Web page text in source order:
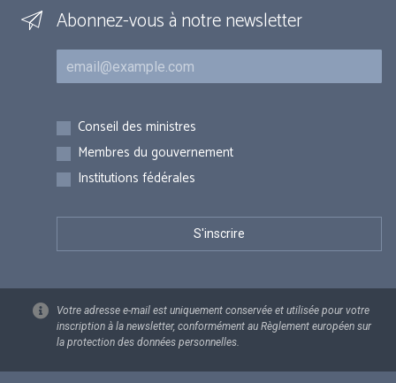
Abonnez-vous à notre newsletter
Courriel
Inscriptions
Conseil des ministres
Membres du gouvernement
Institutions fédérales
Votre adresse e-mail est uniquement conservée et utilisée pour votre
inscription à la newsletter, conformément au Règlement européen sur
la protection des données personnelles.